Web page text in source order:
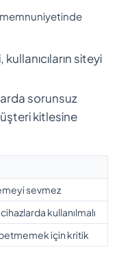
memnuniyetinde
kullanıcıların siteyi
sorunsuz
kitlesine
sevmez
kullanılmalı
için kritik